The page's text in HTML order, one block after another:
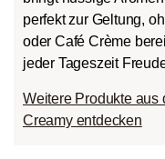
perfekt zur Geltung,
oder Café Crème
jeder Tageszeit
Weitere Produkte aus
Creamy entdecken